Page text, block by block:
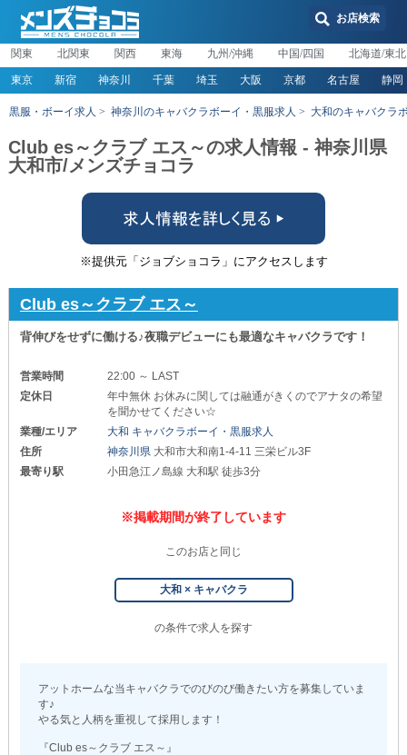
お店検索
関東 北関東 関西 東海 九州/沖縄 中国/四国 北海道/東北
東京 新宿 神奈川 千葉 埼玉 大阪 京都 名古屋 静岡
黒服・ボーイ求人 神奈川のキャバクラボーイ・黒服求人 大和のキャバクラ
Club es～クラブ エス～の求人情報 - 神奈川県
大和市/メンズチョコラ
※提供元「ジョブショコラ」にアクセスします
Club es～クラブ エス～
背伸びをせずに働ける♪夜職デビューにも最適なキャバクラです！
営業時間
22:00 ～ LAST
定休日
年中無休 お休みに関しては融通がきくのでアナタの希望
を聞かせてください☆
業種/エリア
大和 キャバクラボーイ・黒服求人
住所
神奈川県 大和市大和南1-4-11 三栄ビル3F
最寄り駅
小田急江ノ島線 大和駅 徒歩3分
※掲載期間が終了しています
このお店と同じ
大和 × キャバクラ
の条件で求人を探す
アットホームな当キャバクラでのびのび働きたい方を募集していま
す♪
やる気と人柄を重視して採用します！
『Club es～クラブ エス～』